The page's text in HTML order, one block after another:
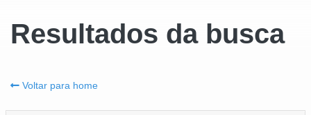
Resultados da busca
Voltar para home